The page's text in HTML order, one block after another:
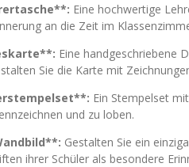
Eine hochwertige
an die Zeit im
Eine handgeschriebene
Sie die Karte mit
Ein Stempelset
und zu loben.
Gestalten Sie ein
ihrer Schüler als besondere